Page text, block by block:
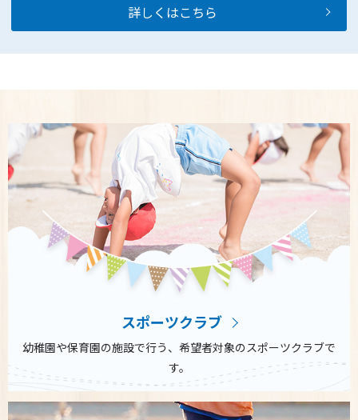
詳しくはこちら
スポーツクラブ
幼稚園や保育園の施設で行う、希望者対象のスポーツクラブで
す。